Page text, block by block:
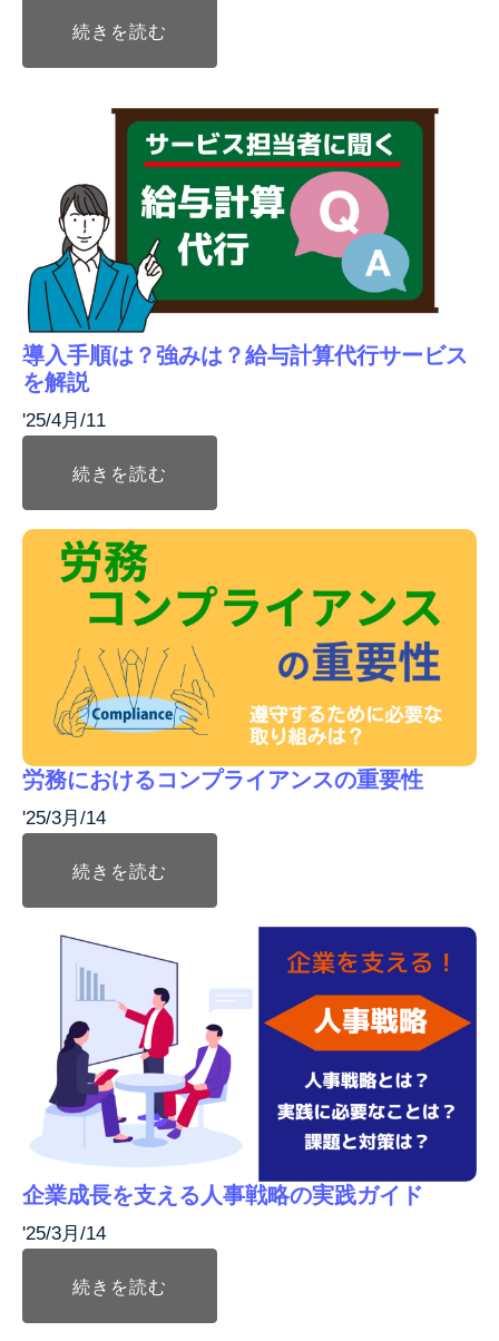
続きを読む
導入手順は？強みは？給与計算代行サービス
を解説
'25/4月/11
続きを読む
労務におけるコンプライアンスの重要性
'25/3月/14
続きを読む
企業成長を支える人事戦略の実践ガイド
'25/3月/14
続きを読む